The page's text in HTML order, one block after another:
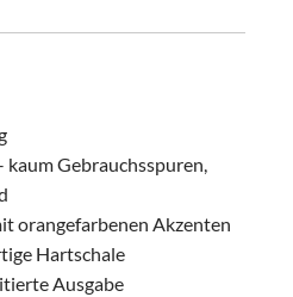
kaum Gebrauchsspuren,
orangefarbenen Akzenten
Hartschale
Ausgabe